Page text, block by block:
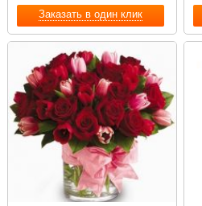
Заказать в один клик